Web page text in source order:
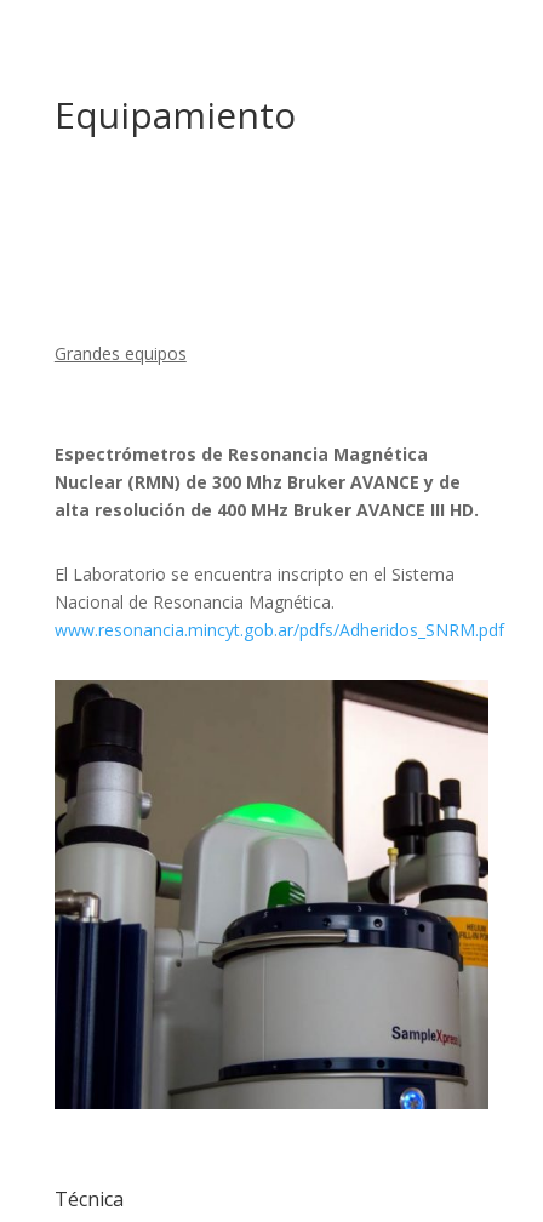
Equipamiento
Grandes equipos
Espectrómetros de Resonancia Magnética
Nuclear (RMN) de 300 Mhz Bruker AVANCE y de
alta resolución de 400 MHz Bruker AVANCE III HD.
El Laboratorio se encuentra inscripto en el Sistema
Nacional de Resonancia Magnética.
www.resonancia.mincyt.gob.ar/pdfs/Adheridos_SNRM.pdf
Técnica